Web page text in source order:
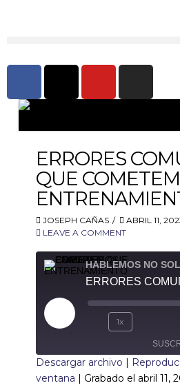
ERRORES
QUE
JOSEPH CAÑAS
ABRIL 11,
LEAVE A COMMENT
HABLEMOS NO
1x
COMPARTIR
Descargar archivo |
ventana | Grabado el abril 11,